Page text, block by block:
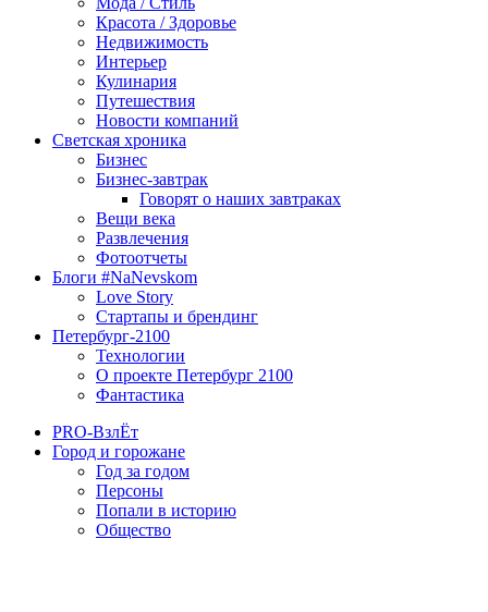
Красота / Здоровье
Недвижимость
Интерьер
Кулинария
Путешествия
Новости компаний
Светская хроника
Бизнес
Бизнес-завтрак
Говорят о наших завтраках
Вещи века
Развлечения
Фотоотчеты
Блоги #NaNevskom
Love Story
Стартапы и брендинг
Петербург-2100
Технологии
О проекте Петербург 2100
Фантастика
PRO-ВзлЁт
Город и горожане
Год за годом
Персоны
Попали в историю
Общество